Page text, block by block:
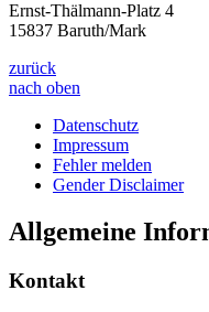
Ernst-Thälmann-Platz 4
15837 Baruth/Mark
zurück
nach oben
Datenschutz
Impressum
Fehler melden
Gender Disclaimer
Allgemeine
Kontakt